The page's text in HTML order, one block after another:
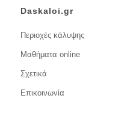
Daskaloi.gr
Περιοχές κάλυψης
Μαθήματα online
Σχετικά
Επικοινωνία